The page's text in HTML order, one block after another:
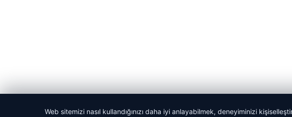
© 2026 Yerel Vakti – Güncel Haberler
Web sitemizi nasıl kullandığınızı daha iyi anlayabilmek, deneyiminizi